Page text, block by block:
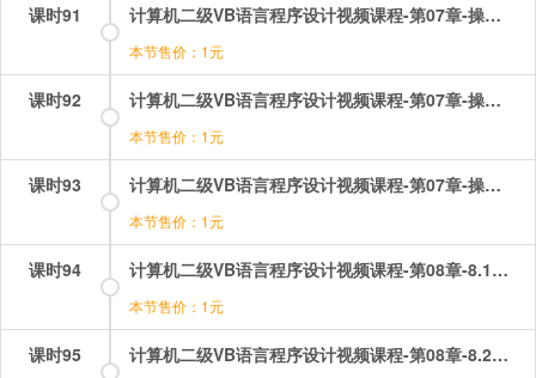
课时91 计算机二级VB语言程序设计视频课程-第07章-操作：选择结构之块结构.mp4
本节售价：1元
课时92 计算机二级VB语言程序设计视频课程-第07章-操作：选择结构之多分支控制结构.mp4
本节售价：1元
课时93 计算机二级VB语言程序设计视频课程-第07章-操作：选择结构之简单结构.mp4
本节售价：1元
课时94 计算机二级VB语言程序设计视频课程-第08章-8.1数组的概念.mp4
本节售价：1元
课时95 计算机二级VB语言程序设计视频课程-第08章-8.2静态数组与动态数组.mp4